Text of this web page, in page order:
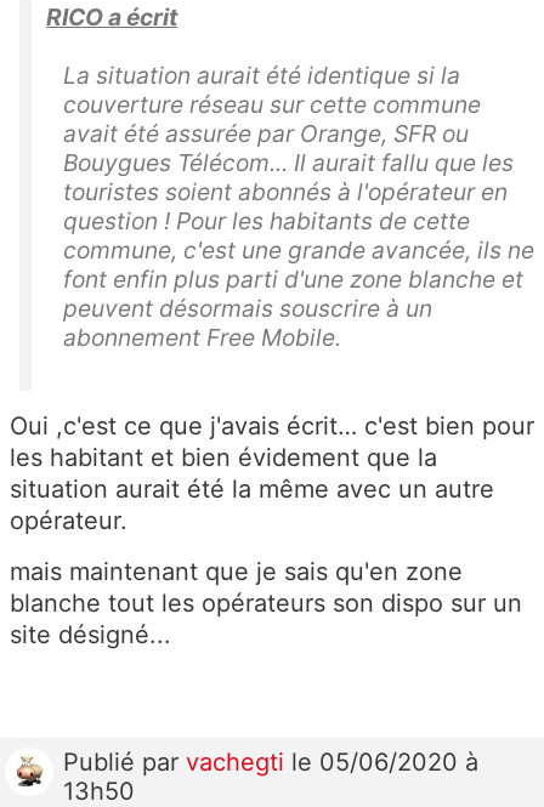
RICO a écrit
La situation aurait été identique si la
couverture réseau sur cette commune
avait été assurée par Orange, SFR ou
Bouygues Télécom... Il aurait fallu que les
touristes soient abonnés à l'opérateur en
question ! Pour les habitants de cette
commune, c'est une grande avancée, ils ne
font enfin plus parti d'une zone blanche et
peuvent désormais souscrire à un
abonnement Free Mobile.
Oui ,c'est ce que j'avais écrit… c'est bien pour
les habitant et bien évidement que la
situation aurait été la même avec un autre
opérateur.
mais maintenant que je sais qu'en zone
blanche tout les opérateurs son dispo sur un
site désigné...
Publié par vachegti le 05/06/2020 à
13h50